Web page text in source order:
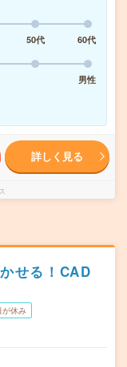
50代
60代
男性
詳しく見る
せる！CAD
が休み